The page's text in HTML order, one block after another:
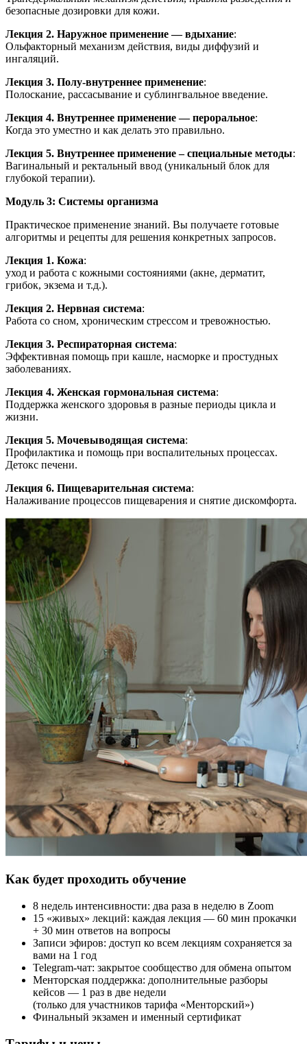
безопасные дозировки для кожи.
Лекция 2. Наружное применение — вдыхание:
Ольфакторный механизм действия, виды диффузий и
ингаляций.
Лекция 3. Полу-внутреннее применение:
Полоскание, рассасывание и сублингвальное введение.
Лекция 4. Внутреннее применение — пероральное:
Когда это уместно и как делать это правильно.
Лекция 5. Внутреннее применение – специальные методы:
Вагинальный и ректальный ввод (уникальный блок для
глубокой терапии).
Модуль 3: Системы организма
Практическое применение знаний. Вы получаете готовые
алгоритмы и рецепты для решения конкретных запросов.
Лекция 1. Кожа:
уход и работа с кожными состояниями (акне, дерматит,
грибок, экзема и т.д.).
Лекция 2. Нервная система:
Работа со сном, хроническим стрессом и тревожностью.
Лекция 3. Респираторная система:
Эффективная помощь при кашле, насморке и простудных
заболеваниях.
Лекция 4. Женская гормональная система:
Поддержка женского здоровья в разные периоды цикла и
жизни.
Лекция 5. Мочевыводящая система:
Профилактика и помощь при воспалительных процессах.
Детокс печени.
Лекция 6. Пищеварительная система:
Налаживание процессов пищеварения и снятие дискомфорта.
Как будет проходить обучение
8 недель интенсивности: два раза в неделю в Zoom
15 «живых» лекций: каждая лекция — 60 мин прокачки
+ 30 мин ответов на вопросы
Записи эфиров: доступ ко всем лекциям сохраняется за
вами на 1 год
Telegram-чат: закрытое сообщество для обмена опытом
Менторская поддержка: дополнительные разборы
кейсов — 1 раз в две недели
(только для участников тарифа «Менторский»)
Финальный экзамен и именный сертификат